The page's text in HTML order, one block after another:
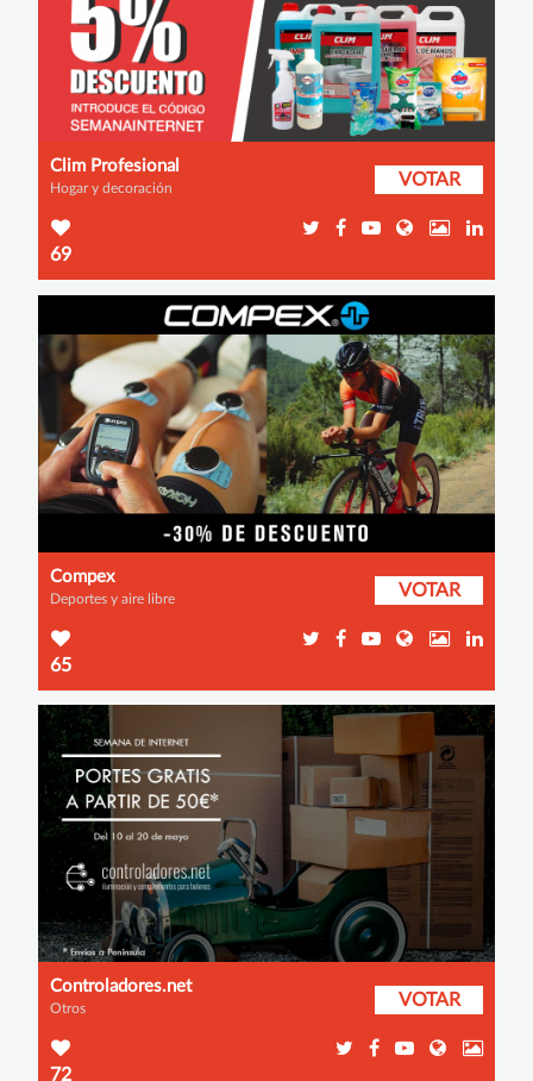
Clim Profesional
Hogar y decoración VOTAR
69
Compex
Deportes y aire libre VOTAR
65
Controladores.net
Otros VOTAR
72